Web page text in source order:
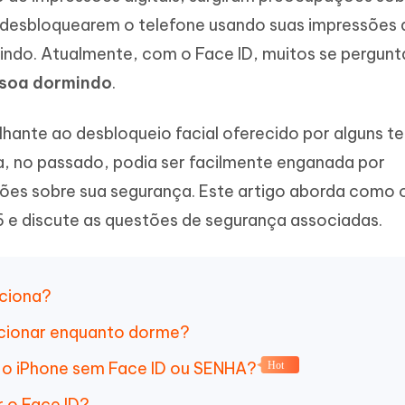
APP GPS Falso para
Novo
do Android sem PC
iCareFone Transferir APP
Android/iPhone
com IA gratuitamente
o conteúdo da IA em algo
ao humano
o telefone usando suas impressões
Atualmente, com o Face ID, muitos se
dormindo.
ao desbloqueio facial oferecido por alguns
no passado, podia ser facilmente enganada por
sobre sua segurança. Este artigo aborda como
e discute as questões de segurança associadas.
enquanto dorme?
sem Face ID ou SENHA?
Hot